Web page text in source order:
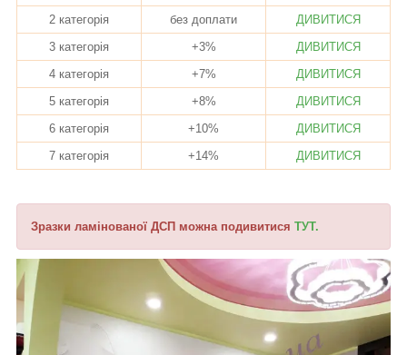
2 категорія
без доплати
ДИВИТИСЯ
3 категорія
+3%
ДИВИТИСЯ
4 категорія
+7%
ДИВИТИСЯ
5 категорія
+8%
ДИВИТИСЯ
6 категорія
+10%
ДИВИТИСЯ
7 категорія
+14% ДИВИТИСЯ
Зразки ламінованої ДСП можна подивитися ТУТ.